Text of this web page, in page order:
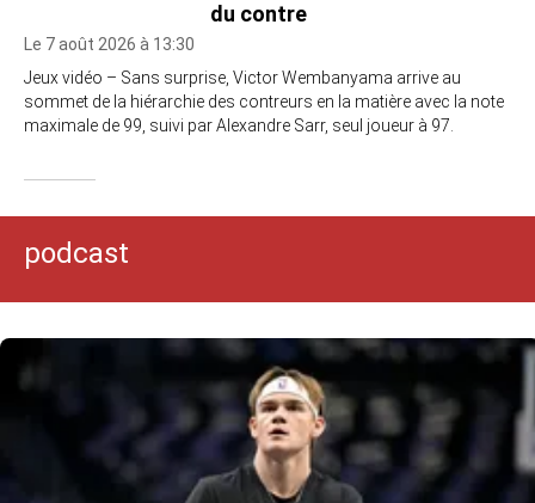
du contre
Le 7 août 2026 à 13:30
Jeux vidéo – Sans surprise, Victor Wembanyama arrive au
sommet de la hiérarchie des contreurs en la matière avec la note
maximale de 99, suivi par Alexandre Sarr, seul joueur à 97.
podcast